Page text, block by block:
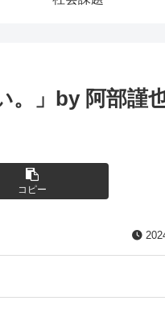
。」by 阿部謹
コピー